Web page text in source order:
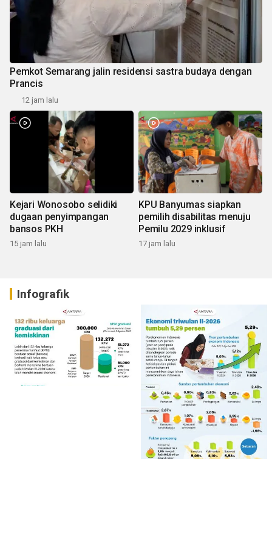
Pemkot Semarang jalin residensi sastra budaya dengan
Prancis
12 jam lalu
Kejari Wonosobo selidiki
dugaan penyimpangan
bansos PKH
15 jam lalu
KPU Banyumas siapkan
pemilih disabilitas menuju
Pemilu 2029 inklusif
17 jam lalu
Infografik